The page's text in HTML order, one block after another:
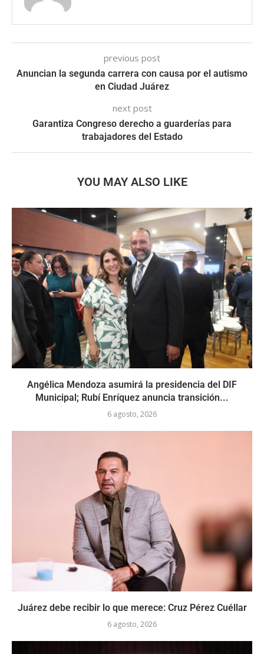
previous post
Anuncian la segunda carrera con causa por el autismo
en Ciudad Juárez
next post
Garantiza Congreso derecho a guarderías para
trabajadores del Estado
YOU MAY ALSO LIKE
Angélica Mendoza asumirá la presidencia del DIF
Municipal; Rubí Enríquez anuncia transición...
6 agosto, 2026
Juárez debe recibir lo que merece: Cruz Pérez Cuéllar
6 agosto, 2026